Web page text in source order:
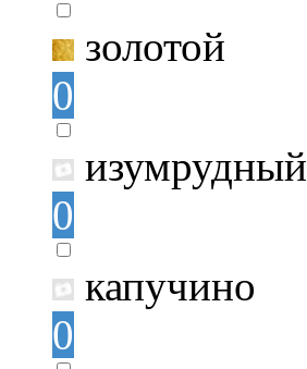
золотой
0
изумрудный
0
капучино
0